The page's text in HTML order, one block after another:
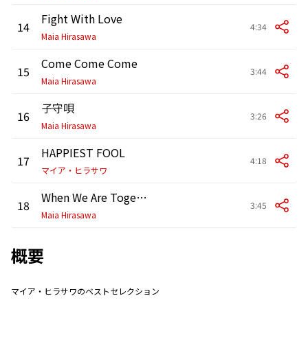
14 Fight With Love
Maia Hirasawa
4:34
15 Come Come Come
Maia Hirasawa
3:44
16 子守唄
Maia Hirasawa
3:26
17 HAPPIEST FOOL
マイア・ヒラサワ
4:18
18 When We Are Together
Maia Hirasawa
3:45
概要
マイア・ヒラサワのベストセレクション